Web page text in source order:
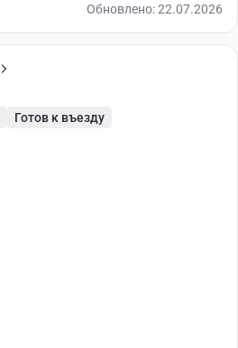
Обновлено: 22.07.2026
Готов к въезду